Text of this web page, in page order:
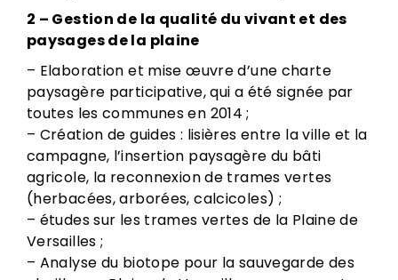
2 – Gestion de la qualité du vivant et des
paysages de la plaine
– Elaboration et mise œuvre d’une charte
paysagère participative, qui a été signée par
toutes les communes en 2014 ;
– Création de guides : lisières entre la ville et la
campagne, l’insertion paysagère du bâti
agricole, la reconnexion de trames vertes
(herbacées, arborées, calcicoles) ;
– études sur les trames vertes de la Plaine de
Versailles ;
– Analyse du biotope pour la sauvegarde des